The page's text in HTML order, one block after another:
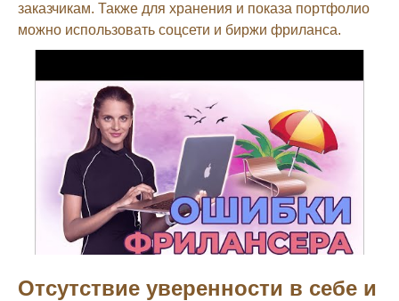
заказчикам. Также для хранения и показа портфолио
можно использовать соцсети и биржи фриланса.
Отсутствие уверенности в себе и